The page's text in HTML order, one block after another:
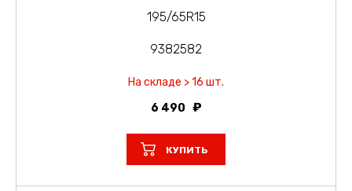
195/65R15
9382582
На складе > 16 шт.
6 490
КУПИТЬ